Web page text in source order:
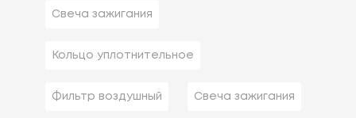
Свеча зажигания
Кольцо уплотнительное
Фильтр воздушный Свеча зажигания